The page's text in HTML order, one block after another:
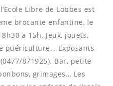
Libre de Lobbes est
brocante enfantine, le
a 15h. Jeux, jouets,
puériculture… Exposants
871925). Bar, petite
grimages… Les